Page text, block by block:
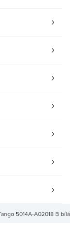
5014A-A02018 B bílá